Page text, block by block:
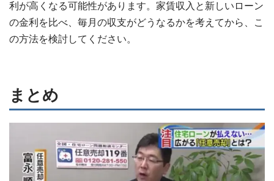
利が高くなる可能性があります。家賃収入と新しいローン
の金利を比べ、毎月の収支がどうなるかを考えてから、こ
の方法を検討してください。
まとめ